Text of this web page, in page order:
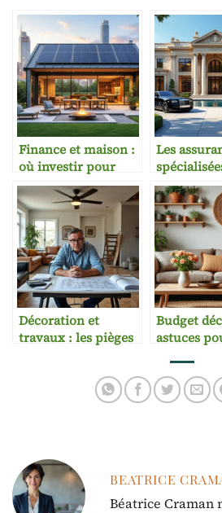
Finance et maison :
où investir pour
valoriser son
habitat
Les
biens de
Décoration et
travaux : les pièges
Budget
astuces
BEATRICE
Béatrice Craman